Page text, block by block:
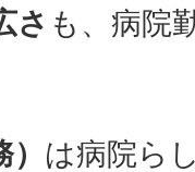
さ も、病院
は病院ら